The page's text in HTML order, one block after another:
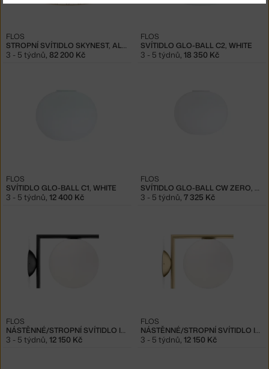
STROPNÍ SVÍTIDLO SKYNEST, ALMOND
FLOS
3 - 5 týdnů, 82 200 Kč
SVÍTIDLO GLO-BALL C2, WHITE
FLOS
3 - 5 týdnů, 18 350 Kč
SVÍTIDLO GLO-BALL C1, WHITE
FLOS
3 - 5 týdnů, 12 400 Kč
SVÍTIDLO GLO-BALL CW ZERO, WHITE
FLOS
3 - 5 týdnů, 7 325 Kč
NÁSTĚNNÉ/STROPNÍ SVÍTIDLO IC C/W1, BLACK
FLOS
3 - 5 týdnů, 12 150 Kč
NÁSTĚNNÉ/STROPNÍ SVÍTIDLO IC C/W1, BRASS
FLOS
3 - 5 týdnů, 12 150 Kč